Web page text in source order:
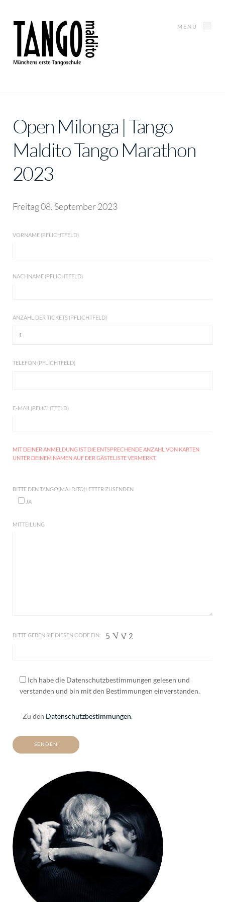
MENÜ
Open Milonga | Tango
Maldito Tango Marathon
2023
Freitag 08. September 2023
VORNAME (PFLICHTFELD)
NACHNAME (PFLICHTFELD)
ANZAHL DER TICKETS (PFLICHTFELD)
TELEFON (PFLICHTFELD)
E-MAIL(PFLICHTFELD)
MIT DEINER ANMELDUNG IST DIE ENTSPRECHENDE ANZAHL VON KARTEN
UNTER DEINEM NAMEN AUF DER GÄSTELISTE VERMERKT.
BITTE DEN TANGO(MALDITO)LETTER ZUSENDEN
JA
MITTEILUNG
BITTE GEBEN SIE DIESEN CODE EIN:
Ich habe die Datenschutzbestimmungen gelesen und
verstanden und bin mit den Bestimmungen einverstanden.
Zu den Datenschutzbestimmungen.